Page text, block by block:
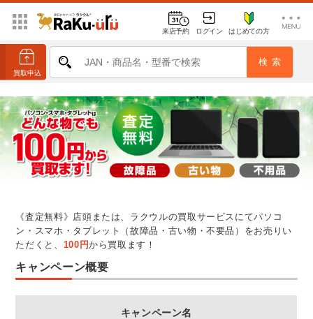
来店予約 ログイン はじめての方
《査定無料》店頭または、ラクウルの買取サービスにてパソコ
ン・スマホ・タブレット（故障品・古い物・不要品）をお売りい
ただくと、 100円から買取ます！
キャンペーン概要
キャンペーン名